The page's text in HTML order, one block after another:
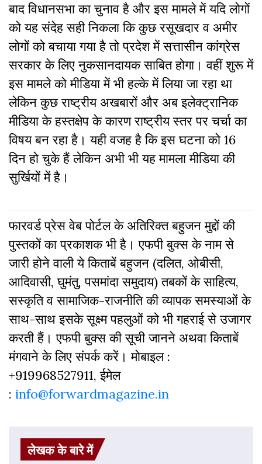
बाद विधानसभा का चुनाव है और इस मामले में यदि लोगों
को यह संदेह सही निकला कि कुछ रसूखदार व अमीर
लोगों को बचाया गया है तो प्रदेश में सत्तासीन कांग्रेस
सरकार के लिए नुकसानदायक साबित होगा। वहीं शुरू में
इस मामले को मीडिया में भी हल्के में लिया जा रहा था
लेकिन कुछ राष्ट्रीय अखबारों और अब इलेक्ट्रानिक
मीडिया के हस्तक्षेप के कारण राष्ट्रीय स्तर पर चर्चा का
विषय बन रहा है। यही वजह है कि इस घटना को 16
दिन हो चुके हैं लेकिन अभी भी यह मामला मीडिया की
सुर्खियों में है।
फारवर्ड प्रेस वेब पोर्टल के अतिरिक्‍त बहुजन मुद्दों की
पुस्‍तकों का प्रकाशक भी है। एफपी बुक्‍स के नाम से
जारी होने वाली ये किताबें बहुजन (दलित, ओबीसी,
आदिवासी, घुमंतु, पसमांदा समुदाय) तबकों के साहित्‍य,
सस्‍क‍ृति व सामाजिक-राजनीति की व्‍यापक समस्‍याओं के
साथ-साथ इसके सूक्ष्म पहलुओं को भी गहराई से उजागर
करती हैं। एफपी बुक्‍स की सूची जानने अथवा किताबें
मंगवाने के लिए संपर्क करें। मोबाइल :
+919968527911, ईमेल
: info@forwardmagazine.in
लेखक के बारे में